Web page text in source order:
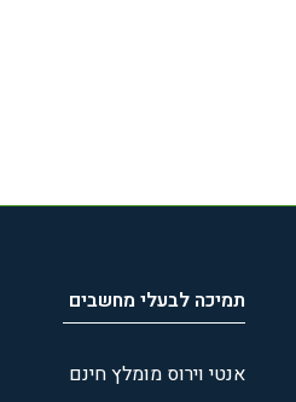
תמיכה לבעלי מחשבים
אנטי וירוס מומלץ חינם